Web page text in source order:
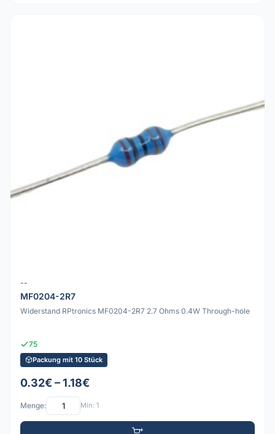
--
MF0204-2R7
Widerstand RPtronics MF0204-2R7 2.7 Ohms 0.4W Through-hole
75
Packung mit 10 Stück
0.32€ – 1.18€
Menge: Min: 1